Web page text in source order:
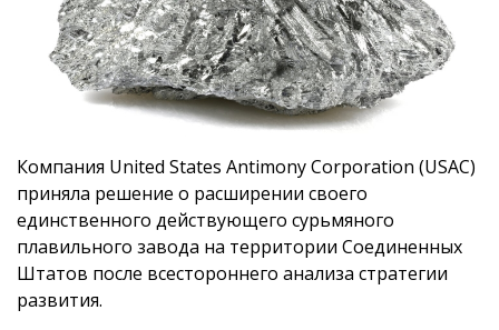
Компания United States Antimony Corporation (USAC)
приняла решение о расширении своего
единственного действующего сурьмяного
плавильного завода на территории Соединенных
Штатов после всестороннего анализа стратегии
развития.